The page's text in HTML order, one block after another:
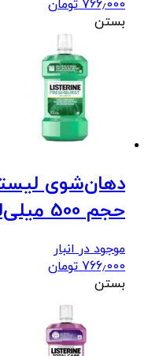
766٫000 تومان
بستن
حجم 500 میلی‌لیتر (اورپای)
موجود در انبار
766٫000 تومان
بستن